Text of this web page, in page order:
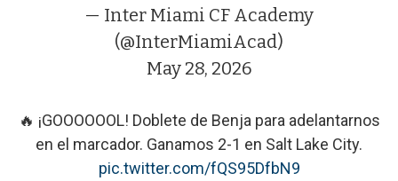
— Inter Miami CF Academy
(@InterMiamiAcad)
May 28, 2026
🔥 ¡GOOOOOOL! Doblete de Benja para adelantarnos
en el marcador. Ganamos 2-1 en Salt Lake City.
pic.twitter.com/fQS95DfbN9